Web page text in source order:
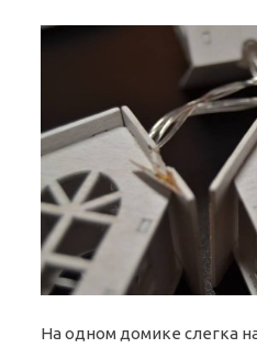
На одном домике слегка